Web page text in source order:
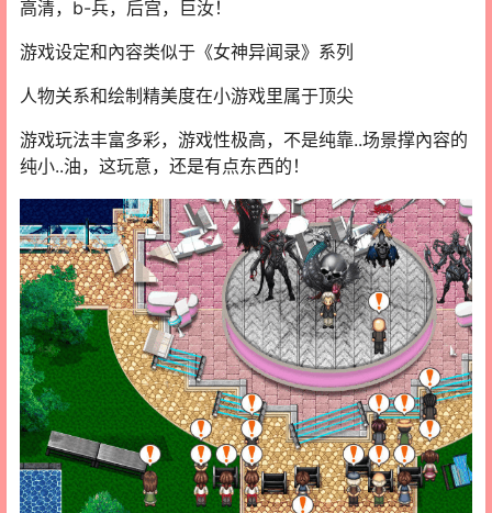
高清，b-兵，后宫，巨汝！
游戏设定和內容类似于《女神异闻录》系列
人物关系和绘制精美度在小游戏里属于顶尖
游戏玩法丰富多彩，游戏性极高，不是纯靠..场景撑內容的
纯小..油，这玩意，还是有点东西的！